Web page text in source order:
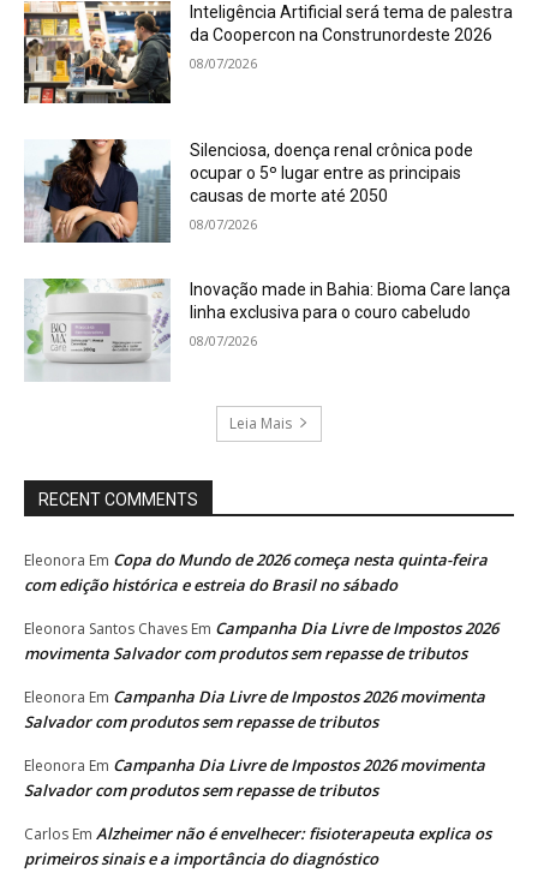
Inteligência Artificial será tema de palestra
da Coopercon na Construnordeste 2026
08/07/2026
Silenciosa, doença renal crônica pode
ocupar o 5º lugar entre as principais
causas de morte até 2050
08/07/2026
Inovação made in Bahia: Bioma Care lança
linha exclusiva para o couro cabeludo
08/07/2026
Leia Mais
RECENT COMMENTS
Eleonora Em Copa do Mundo de 2026 começa nesta quinta-feira
com edição histórica e estreia do Brasil no sábado
Eleonora Santos Chaves Em Campanha Dia Livre de Impostos 2026
movimenta Salvador com produtos sem repasse de tributos
Eleonora Em Campanha Dia Livre de Impostos 2026 movimenta
Salvador com produtos sem repasse de tributos
Eleonora Em Campanha Dia Livre de Impostos 2026 movimenta
Salvador com produtos sem repasse de tributos
Carlos Em Alzheimer não é envelhecer: fisioterapeuta explica os
primeiros sinais e a importância do diagnóstico